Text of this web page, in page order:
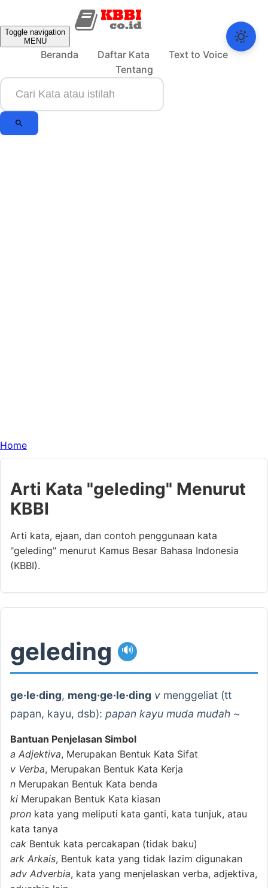
Toggle navigation
MENU
Beranda Daftar Kata
Text to Voice
Tentang
Home
Arti Kata "geleding" Menurut
KBBI
Arti kata, ejaan, dan contoh penggunaan kata
"geleding" menurut Kamus Besar Bahasa Indonesia
(KBBI).
geleding 🔊
ge·le·ding, meng·ge·le·ding v menggeliat (tt
papan, kayu, dsb): papan kayu muda mudah ~
Bantuan Penjelasan Simbol
a Adjektiva, Merupakan Bentuk Kata Sifat
v Verba, Merupakan Bentuk Kata Kerja
n Merupakan Bentuk Kata benda
ki Merupakan Bentuk Kata kiasan
pron kata yang meliputi kata ganti, kata tunjuk, atau
kata tanya
cak Bentuk kata percakapan (tidak baku)
ark Arkais, Bentuk kata yang tidak lazim digunakan
adv Adverbia, kata yang menjelaskan verba, adjektiva,